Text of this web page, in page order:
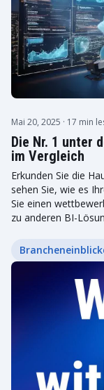
Mai 20, 2025 · 17 min
Die Nr. 1 unter
im Vergleich
Erkunden Sie die
sehen Sie, wie es
Sie einen
zu anderen BI-